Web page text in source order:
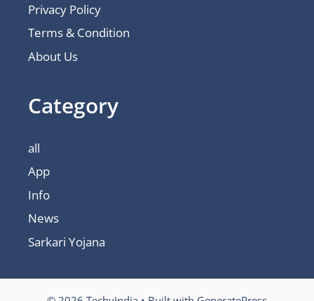
Privacy Policy
Terms & Condition
About Us
Category
all
App
Info
News
Sarkari Yojana